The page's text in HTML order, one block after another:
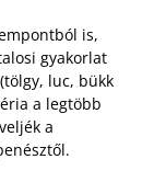
is,
gyakorlat
luc, bükk
a legtöbb
a